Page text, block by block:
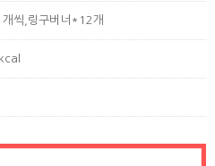
씩,링구버너*12개